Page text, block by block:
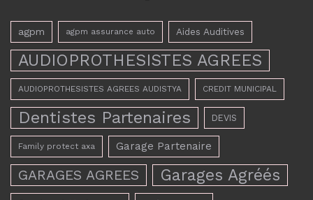
agpm agpm assurance auto Aides Auditives
AUDIOPROTHESISTES AGREES
AUDIOPROTHESISTES AGREES AUDISTYA CREDIT MUNICIPAL
Dentistes Partenaires DEVIS
Family protect axa Garage Partenaire
GARAGES AGREES Garages Agréés